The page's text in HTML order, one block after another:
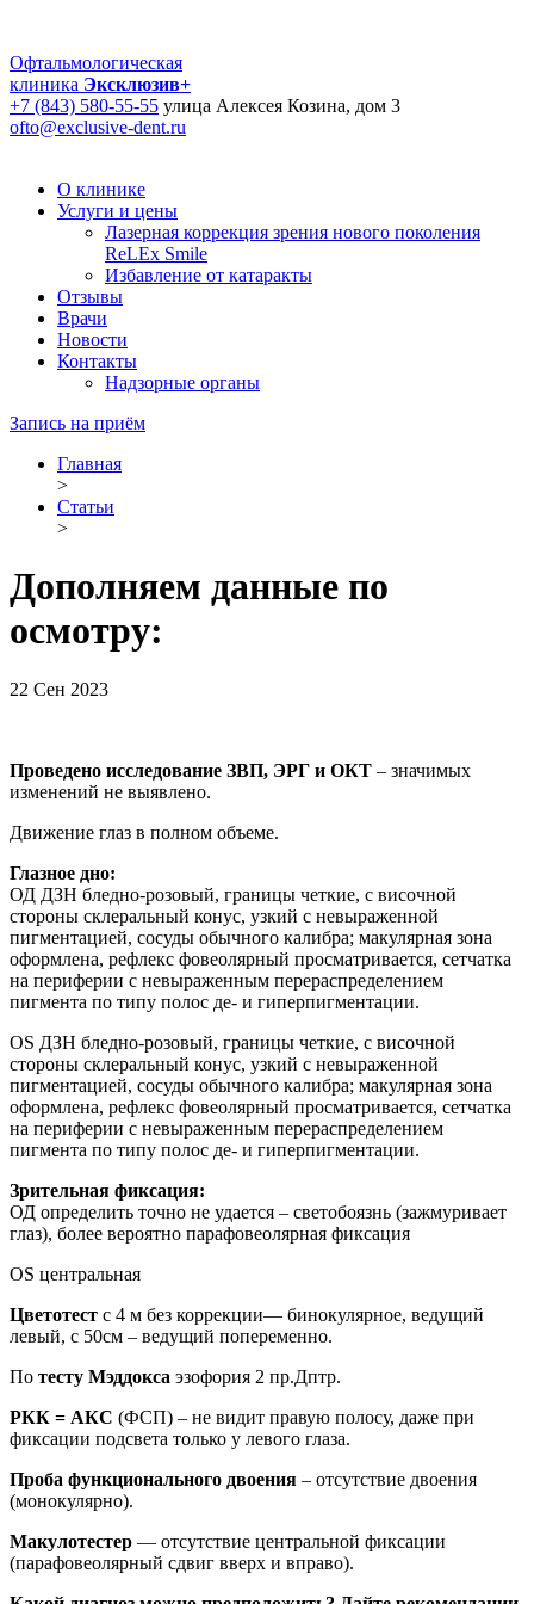
Офтальмологическая
клиника Эксклюзив+
+7 (843) 580-55-55 улица Алексея Козина, дом 3
ofto@exclusive-dent.ru
О клинике
Услуги и цены
Лазерная коррекция зрения нового поколения
ReLEx Smile
Избавление от катаракты
Отзывы
Врачи
Новости
Контакты
Надзорные органы
Запись на приём
Главная
>
Статьи
>
Дополняем данные по
осмотру:
22 Сен 2023
Проведено исследование ЗВП, ЭРГ и ОКТ – значимых
изменений не выявлено.
Движение глаз в полном объеме.
Глазное дно:
ОД ДЗН бледно-розовый, границы четкие, с височной
стороны склеральный конус, узкий с невыраженной
пигментацией, сосуды обычного калибра; макулярная зона
оформлена, рефлекс фовеолярный просматривается, сетчатка
на периферии с невыраженным перераспределением
пигмента по типу полос де- и гиперпигментации.
OS ДЗН бледно-розовый, границы четкие, с височной
стороны склеральный конус, узкий с невыраженной
пигментацией, сосуды обычного калибра; макулярная зона
оформлена, рефлекс фовеолярный просматривается, сетчатка
на периферии с невыраженным перераспределением
пигмента по типу полос де- и гиперпигментации.
Зрительная фиксация:
ОД определить точно не удается – светобоязнь (зажмуривает
глаз), более вероятно парафовеолярная фиксация
OS центральная
Цветотест с 4 м без коррекции— бинокулярное, ведущий
левый, с 50см – ведущий попеременно.
По тесту Мэддокса эзофория 2 пр.Дптр.
РКК = АКС (ФСП) – не видит правую полосу, даже при
фиксации подсвета только у левого глаза.
Проба функционального двоения – отсутствие двоения
(монокулярно).
Макулотестер — отсутствие центральной фиксации
(парафовеолярный сдвиг вверх и вправо).